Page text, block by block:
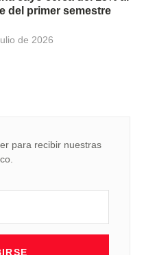
del primer semestre
de 2026
para recibir nuestras